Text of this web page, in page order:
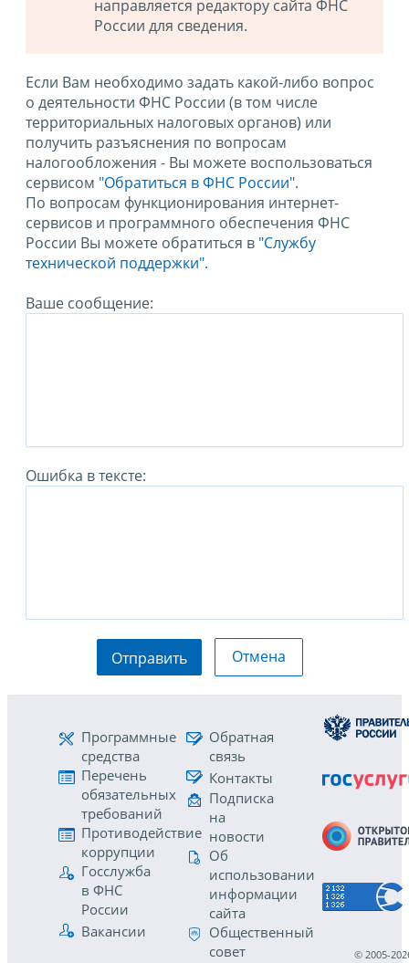
направляется редактору сайта ФНС
России для сведения.
Если Вам необходимо задать какой-либо вопрос
о деятельности ФНС России (в том числе
территориальных налоговых органов) или
получить разъяснения по вопросам
налогообложения - Вы можете воспользоваться
сервисом "Обратиться в ФНС России".
По вопросам функционирования интернет-
сервисов и программного обеспечения ФНС
России Вы можете обратиться в "Службу
технической поддержки".
Ваше сообщение:
Ошибка в тексте:
Отправить Отмена
Программные
средства
Перечень
обязательных
требований
Противодействие
коррупции
Госслужба
в ФНС
России
Вакансии
Обратная
связь
Контакты
Подписка
на
новости
Об
использовании
информации
сайта
Общественный
совет
© 2005-